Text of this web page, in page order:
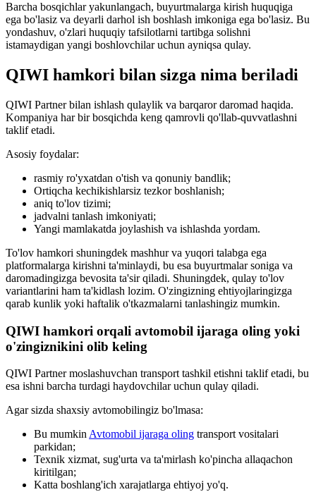
Barcha bosqichlar yakunlangach, buyurtmalarga kirish huquqiga
ega bo'lasiz va deyarli darhol ish boshlash imkoniga ega bo'lasiz. Bu
yondashuv, o'zlari huquqiy tafsilotlarni tartibga solishni
istamaydigan yangi boshlovchilar uchun ayniqsa qulay.
QIWI hamkori bilan sizga nima beriladi
QIWI Partner bilan ishlash qulaylik va barqaror daromad haqida.
Kompaniya har bir bosqichda keng qamrovli qo'llab-quvvatlashni
taklif etadi.
Asosiy foydalar:
rasmiy ro'yxatdan o'tish va qonuniy bandlik;
Ortiqcha kechikishlarsiz tezkor boshlanish;
aniq to'lov tizimi;
jadvalni tanlash imkoniyati;
Yangi mamlakatda joylashish va ishlashda yordam.
To'lov hamkori shuningdek mashhur va yuqori talabga ega
platformalarga kirishni ta'minlaydi, bu esa buyurtmalar soniga va
daromadingizga bevosita ta'sir qiladi. Shuningdek, qulay to'lov
variantlarini ham ta'kidlash lozim. O'zingizning ehtiyojlaringizga
qarab kunlik yoki haftalik o'tkazmalarni tanlashingiz mumkin.
QIWI hamkori orqali avtomobil ijaraga oling yoki
o'zingiznikini olib keling
QIWI Partner moslashuvchan transport tashkil etishni taklif etadi, bu
esa ishni barcha turdagi haydovchilar uchun qulay qiladi.
Agar sizda shaxsiy avtomobilingiz bo'lmasa:
Bu mumkin Avtomobil ijaraga oling transport vositalari
parkidan;
Texnik xizmat, sug'urta va ta'mirlash ko'pincha allaqachon
kiritilgan;
Katta boshlang'ich xarajatlarga ehtiyoj yo'q.